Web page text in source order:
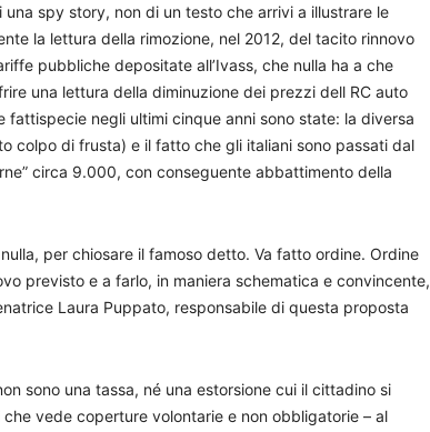
spy story, non di un testo che arrivi a illustrare le
la lettura della rimozione, nel 2012, del tacito rinnovo
pubbliche depositate all’Ivass, che nulla ha a che
una lettura della diminuzione dei prezzi dell RC auto
fattispecie negli ultimi cinque anni sono state: la diversa
colpo di frusta) e il fatto che gli italiani sono passati dal
circa 9.000, con conseguente abbattimento della
per chiosare il famoso detto. Va fatto ordine. Ordine
previsto e a farlo, in maniera schematica e convincente,
Laura Puppato, responsabile di questa proposta
sono una tassa, né una estorsione cui il cittadino si
vede coperture volontarie e non obbligatorie – al